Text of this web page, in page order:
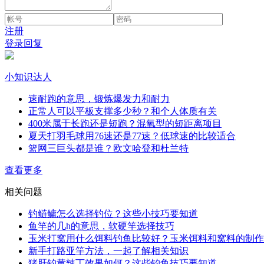
注册
登录回复
小知识达人
速耐跑的意思，锻炼爆发力和耐力
正常人可以平板支撑多少秒？和个人体质有关
400米属于长跑还是短跑？混氧型的短距离项目
夏天打羽毛球用76速还是77速？低球速的比较适合
篮网三巨头都是谁？欧文哈登和杜兰特
查看更多
相关问题
钓鲢鳙怎么选择钓位？这些小技巧要知道
鱼竿的几h的意思，软硬竿选择技巧
玉米打窝用什么饵料钓鱼比较好？玉米饵料和窝料的制
新手打路亚竿方法，一起了解相关知识